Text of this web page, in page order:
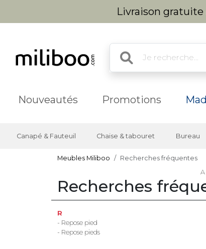
Livraison
Nouveautés Promotions
Canapé & Fauteuil Chaise & tabouret Bureau
Meubles Miliboo
Recherches fréquentes
A
Recherches
R
- Repose pied
- Repose pieds